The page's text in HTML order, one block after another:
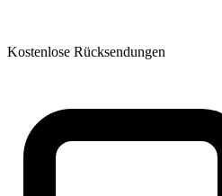
Kostenlose Rücksendungen